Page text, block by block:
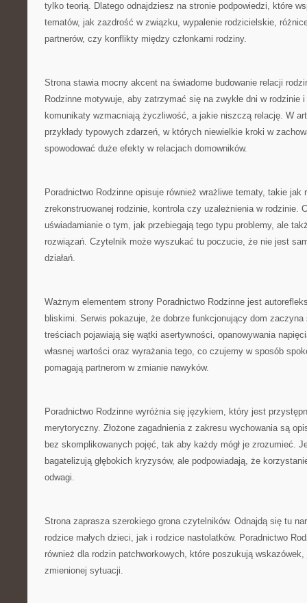
tylko teorią. Dlatego odnajdziesz na stronie podpowiedzi, które
tematów, jak zazdrość w związku, wypalenie rodzicielskie,
partnerów, czy konflikty między członkami rodziny.
Strona stawia mocny akcent na świadome budowanie relacji
Rodzinne motywuje, aby zatrzymać się na zwykłe dni w rodzinie
komunikaty wzmacniają życzliwość, a jakie niszczą relację. W
przykłady typowych zdarzeń, w których niewielkie kroki w
spowodować duże efekty w relacjach domowników.
Poradnictwo Rodzinne opisuje również wrażliwe tematy, takie jak
zrekonstruowanej rodzinie, kontrola czy uzależnienia w rodzinie.
uświadamianie o tym, jak przebiegają tego typu problemy, ale
rozwiązań. Czytelnik może wyszukać tu poczucie, że nie jest
działań.
Ważnym elementem strony Poradnictwo Rodzinne jest
bliskimi. Serwis pokazuje, że dobrze funkcjonujący dom
treściach pojawiają się wątki asertywności, opanowywania
własnej wartości oraz wyrażania tego, co czujemy w sposób
pomagają partnerom w zmianie nawyków.
Poradnictwo Rodzinne wyróżnia się językiem, który jest
merytoryczny. Złożone zagadnienia z zakresu wychowania są
bez skomplikowanych pojęć, tak aby każdy mógł je zrozumieć.
bagatelizują głębokich kryzysów, ale podpowiadają, że
odwagi.
Strona zaprasza szerokiego grona czytelników. Odnajdą się tu
rodzice małych dzieci, jak i rodzice nastolatków. Poradnictwo
również dla rodzin patchworkowych, które poszukują
zmienionej sytuacji.